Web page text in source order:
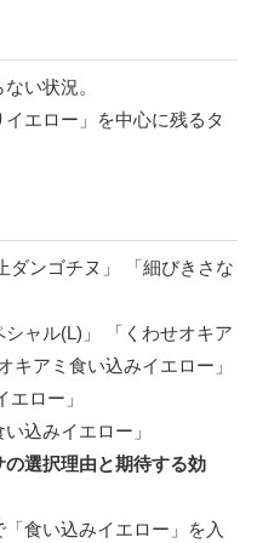
い状況。
イエロー」を中心に残るタ
ダンゴチヌ」 「細びきさな
シャル(L)」 「くわせオキア
キアミ食い込みイエロー」
エロー」
込みイエロー」
選択理由と期待する効
食い込みイエロー」を入